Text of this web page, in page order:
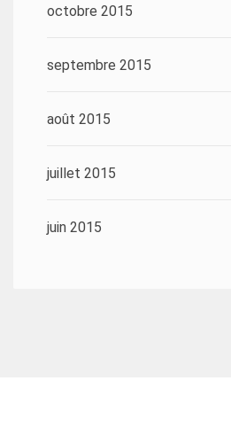
octobre 2015
septembre 2015
août 2015
juillet 2015
juin 2015